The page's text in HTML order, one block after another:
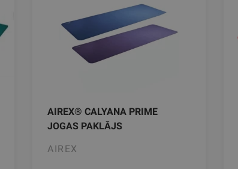
AIREX® CALYANA PRIME
JOGAS PAKLĀJS
AIREX